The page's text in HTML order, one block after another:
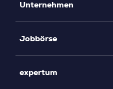
Unternehmen
Jobbörse
expertum